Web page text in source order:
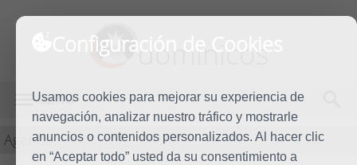
Configuración de Cookies
Usamos cookies para mejorar su experiencia de
navegación, analizar nuestro tráfico y mostrarle
anuncios o contenidos personalizados. Al hacer clic
en “Aceptar todo” usted da su consentimiento a
dominicos
MENÚ
Agenda